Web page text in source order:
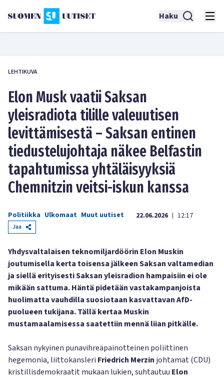
Haku
LEHTIKUVA
Elon Musk vaatii Saksan
yleisradiota tilille valeuutisen
levittämisestä – Saksan entinen
tiedustelujohtaja näkee Belfastin
tapahtumissa yhtäläisyyksiä
Chemnitzin veitsi-iskun kanssa
Politiikka Ulkomaat Muut uutiset 22.06.2026 | 12:17
Jaa
Yhdysvaltalaisen teknomiljardöörin Elon Muskin
joutumisella kerta toisensa jälkeen Saksan valtamedian
ja siellä erityisesti Saksan yleisradion hampaisiin ei ole
mikään sattuma. Häntä pidetään vastakampanjoista
huolimatta vauhdilla suosiotaan kasvattavan AfD-
puolueen tukijana. Tällä kertaa Muskin
mustamaalamisessa saatettiin mennä liian pitkälle.
Saksan nykyinen punavihreäpainotteinen poliittinen
hegemonia, liittokansleri Friedrich Merzin johtamat (CDU)
kristillisdemokraatit mukaan lukien, suhtautuu Elon